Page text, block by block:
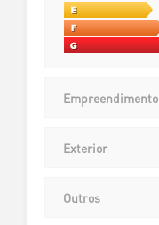
Empreendimento
Exterior
Outros